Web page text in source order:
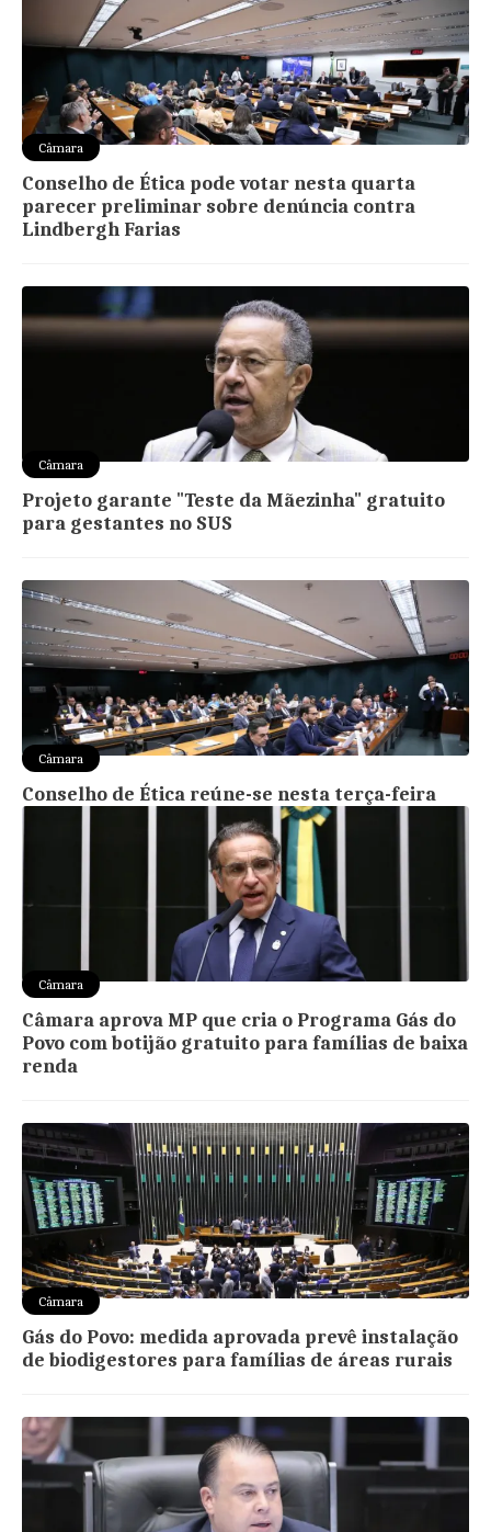
Câmara
Conselho de Ética pode votar nesta quarta
parecer preliminar sobre denúncia contra
Lindbergh Farias
Câmara
Projeto garante "Teste da Mãezinha" gratuito
para gestantes no SUS
Câmara
Conselho de Ética reúne-se nesta terça-feira
Câmara
Câmara aprova MP que cria o Programa Gás do
Povo com botijão gratuito para famílias de baixa
renda
Câmara
Gás do Povo: medida aprovada prevê instalação
de biodigestores para famílias de áreas rurais